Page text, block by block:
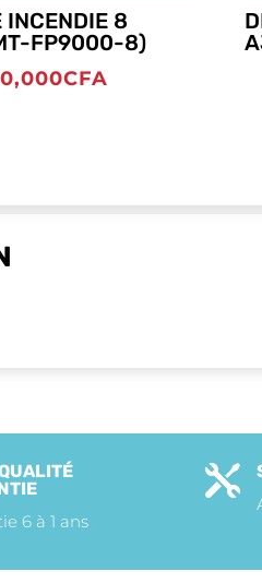
INCENDIE 8
FP9000-8)
CFA
6 à 1 ans
